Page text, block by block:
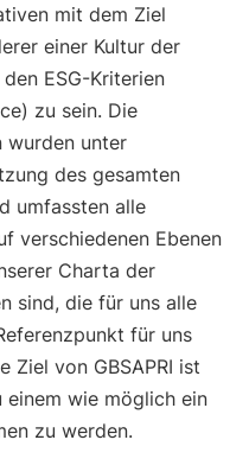
mit dem Ziel
einer Kultur der
ESG-Kriterien
zu sein. Die
wurden unter
des gesamten
umfassten alle
verschiedenen Ebenen
Charta der
sind, die für uns alle
für uns
Ziel von GBSAPRI ist
wie möglich ein
zu werden.